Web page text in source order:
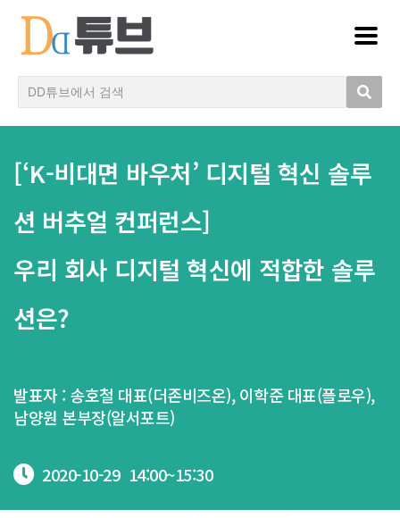
[‘K-비대면 바우처’ 디지털 혁신 솔루
션 버추얼 컨퍼런스]
우리 회사 디지털 혁신에 적합한 솔루
션은?
발표자 : 송호철 대표(더존비즈온), 이학준 대표(플로우),
남양원 본부장(알서포트)
2020-10-29 14:00~15:30